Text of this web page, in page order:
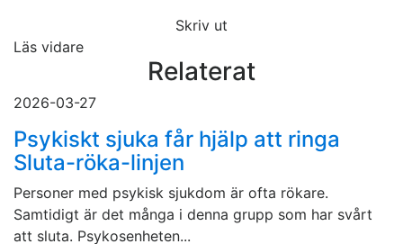
Skriv ut
Läs vidare
Relaterat
2026-03-27
Psykiskt sjuka får hjälp att ringa
Sluta-röka-linjen
Personer med psykisk sjukdom är ofta rökare.
Samtidigt är det många i denna grupp som har svårt
att sluta. Psykosenheten...